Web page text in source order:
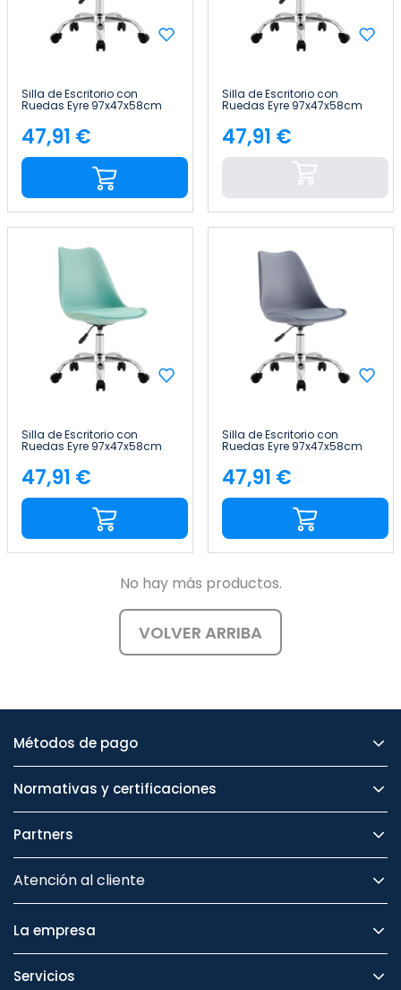
Silla de Escritorio con
Ruedas Eyre 97x47x58cm
Precio
47,91 €
Silla de Escritorio con
Ruedas Eyre 97x47x58cm
Precio
47,91 €
Silla de Escritorio con
Ruedas Eyre 97x47x58cm
Thinia Home
Precio
47,91 €
Silla de Escritorio con
Ruedas Eyre 97x47x58cm
Thinia Home
Precio
47,91 €
No hay más productos.
VOLVER ARRIBA
Métodos de pago
Normativas y certificaciones
Partners
Atención al cliente
La empresa
Servicios